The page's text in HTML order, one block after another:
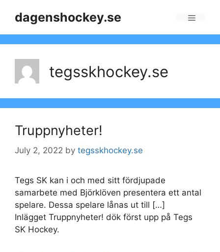
dagenshockey.se
tegsskhockey.se
Truppnyheter!
July 2, 2022 by tegsskhockey.se
Tegs SK kan i och med sitt fördjupade
samarbete med Björklöven presentera ett antal
spelare. Dessa spelare lånas ut till […]
Inlägget Truppnyheter! dök först upp på Tegs
SK Hockey.